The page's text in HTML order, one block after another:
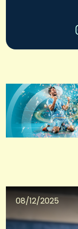
08/12/2025